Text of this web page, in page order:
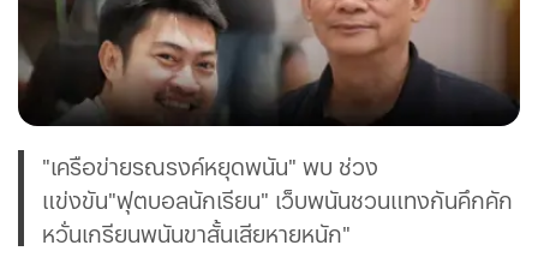
"เครือข่ายรณรงค์หยุดพนัน" พบ ช่วง
แข่งขัน"ฟุตบอลนักเรียน" เว็บพนันชวนแทงกันคึกคัก
หวั่นเกรียนพนันขาสั้นเสียหายหนัก"